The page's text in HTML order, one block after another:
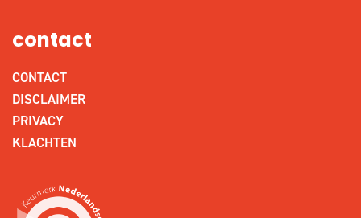
contact
CONTACT
DISCLAIMER
PRIVACY
KLACHTEN